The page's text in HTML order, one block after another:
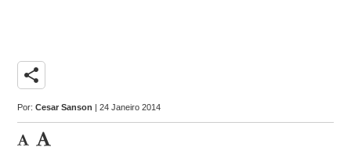
share
Por:Cesar Sanson | 24 Janeiro 2014